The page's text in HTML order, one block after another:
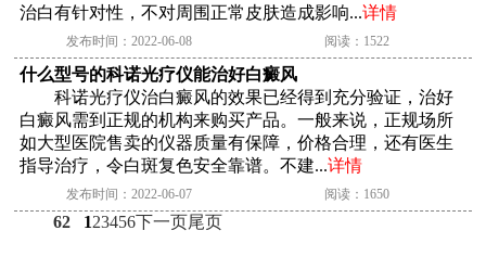
治白有针对性，不对周围正常皮肤造成影响...详情
发布时间：2022-06-08 阅读：1522
什么型号的科诺光疗仪能治好白癜风
科诺光疗仪治白癜风的效果已经得到充分验证，治好
白癜风需到正规的机构来购买产品。一般来说，正规场所
如大型医院售卖的仪器质量有保障，价格合理，还有医生
指导治疗，令白斑复色安全靠谱。不建...详情
发布时间：2022-06-07 阅读：1650
62 123456下一页尾页